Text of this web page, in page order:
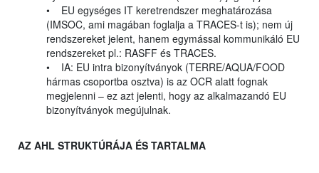
• EU egységes IT keretrendszer meghatározása
(IMSOC, ami magában foglalja a TRACES-t is); nem új
rendszereket jelent, hanem egymással kommunikáló EU
rendszereket pl.: RASFF és TRACES.
• IA: EU intra bizonyítványok (TERRE/AQUA/FOOD
hármas csoportba osztva) is az OCR alatt fognak
megjelenni – ez azt jelenti, hogy az alkalmazandó EU
bizonyítványok megújulnak.
AZ AHL STRUKTÚRÁJA ÉS TARTALMA